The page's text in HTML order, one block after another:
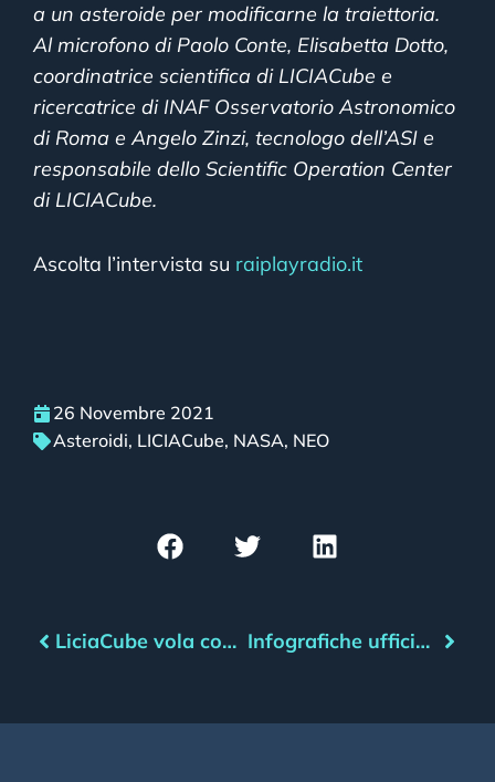
a un asteroide per modificarne la traiettoria.
Al microfono di Paolo Conte, Elisabetta Dotto,
coordinatrice scientifica di LICIACube e
ricercatrice di INAF Osservatorio Astronomico
di Roma e Angelo Zinzi, tecnologo dell’ASI e
responsabile dello Scientific Operation Center
di LICIACube.
Ascolta l’intervista su raiplayradio.it
26 Novembre 2021
Asteroidi, LICIACube, NASA, NEO
LiciaCube vola con Dart a difesa della Terra Infografiche ufficiali della missione DART